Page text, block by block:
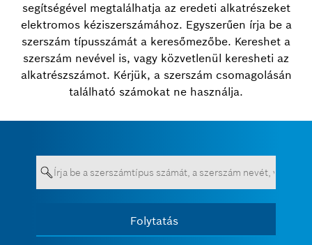
segítségével megtalálhatja az eredeti alkatrészeket
elektromos kéziszerszámához. Egyszerűen írja be a
szerszám típusszámát a keresőmezőbe. Kereshet a
szerszám nevével is, vagy közvetlenül keresheti az
alkatrészszámot. Kérjük, a szerszám csomagolásán
található számokat ne használja.
Folytatás
Több tétel megjelenítése
vagy 3 betűből kell állnia